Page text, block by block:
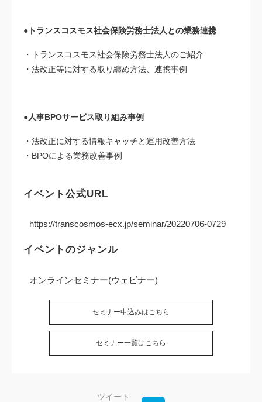
●トランスコスモス社会保険労務士法人との業務連携
・トランスコスモス社会保険労務士法人のご紹介
・法改正等に対する取り纏め方法、連携事例
●人事BPOサービス取り組み事例
・法改正に対する情報キャッチと運用改善方法
・BPOによる業務改善事例
イベント公式URL
https://transcosmos-ecx.jp/seminar/20220706-0729
イベントのジャンル
オンラインセミナー(ウェビナー)
セミナー申込みはこちら
セミナー一覧はこちら
ツイート